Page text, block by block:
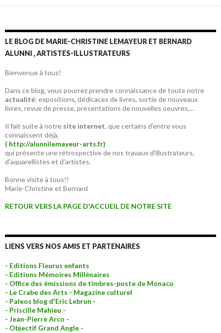
LE BLOG DE MARIE-CHRISTINE LEMAYEUR ET BERNARD
ALUNNI , ARTISTES-ILLUSTRATEURS
Bienvenue à tous!
Dans ce blog, vous pourrez prendre connaissance de toute notre
actualité: expositions, dédicaces de livres, sortie de nouveaux
livres, revue de presse, présentations de nouvelles oeuvres,...
Il fait suite à notre site internet, que certains d'entre vous
connaissent déjà,
( http://alunnilemayeur-arts.fr)
qui présente une rétrospective de nos travaux d'illustrateurs,
d'aquarellistes et d'artistes.
Bonne visite à tous!!
Marie-Christine et Bernard
RETOUR VERS LA PAGE D'ACCUEIL DE NOTRE SITE
LIENS VERS NOS AMIS ET PARTENAIRES
- Editions Fleurus enfants
- Editions Mémoires Millénaires
- Office des émissions de timbres-poste de Monaco
- Le Crabe des Arts - Magazine culturel
- Paleos blog d'Eric Lebrun -
- Priscille Mahieu -
- Jean-Pierre Arco -
- Objectif Grand Angle -